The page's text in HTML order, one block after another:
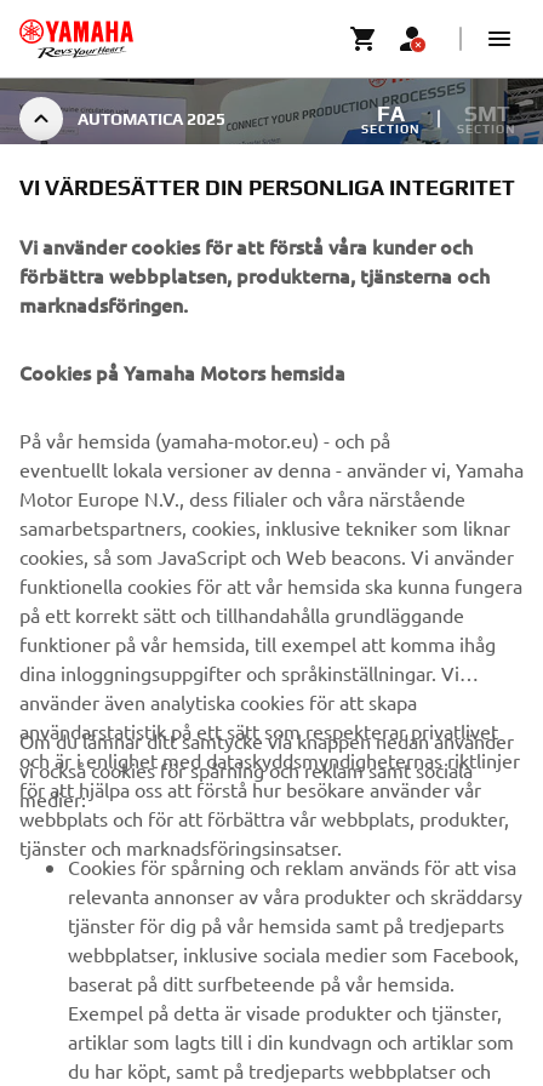
AUTOMATICA 2025 FA
SECTION
SMT
SECTION
AUTOMATICA 2025
FÖRETAG
B2B
UTFORSKA YAMAHA
FAQ & SUPPORT
NYHETSBREV
Bli först att ta del av de senaste erbjudandena, evenemangen,
nyheterna och mycket mer
PRENUMERERA
Läs vår integritetspolicy för att ta reda på hur vi behandlar dina
VI VÄRDESÄTTER DIN PERSONLIGA INTEGRITET
Vi använder cookies för att förstå våra kunder och
förbättra webbplatsen, produkterna, tjänsterna och
marknadsföringen.
Cookies på Yamaha Motors hemsida
På vår hemsida (yamaha-motor.eu) - och på
eventuellt lokala versioner av denna - använder vi, Yamaha
Motor Europe N.V., dess filialer och våra närstående
samarbetspartners, cookies, inklusive tekniker som liknar
cookies, så som JavaScript och Web beacons. Vi använder
funktionella cookies för att vår hemsida ska kunna fungera
på ett korrekt sätt och tillhandahålla grundläggande
funktioner på vår hemsida, till exempel att komma ihåg
dina inloggningsuppgifter och språkinställningar. Vi
använder även analytiska cookies för att skapa
användarstatistik på ett sätt som respekterar privatlivet
och är i enlighet med dataskyddsmyndigheternas riktlinjer
för att hjälpa oss att förstå hur besökare använder vår
webbplats och för att förbättra vår webbplats, produkter,
tjänster och marknadsföringsinsatser.
Om du lämnar ditt samtycke via knappen nedan använder
vi också cookies för spårning och reklam samt sociala
medier:
Cookies för spårning och reklam används för att visa
relevanta annonser av våra produkter och skräddarsy
tjänster för dig på vår hemsida samt på tredjeparts
webbplatser, inklusive sociala medier som Facebook,
baserat på ditt surfbeteende på vår hemsida.
Exempel på detta är visade produkter och tjänster,
artiklar som lagts till i din kundvagn och artiklar som
du har köpt, samt på tredjeparts webbplatser och